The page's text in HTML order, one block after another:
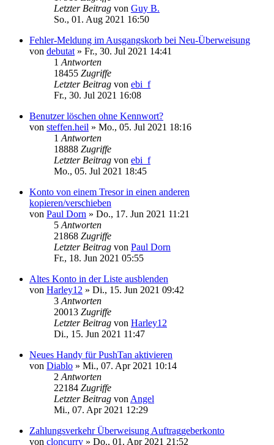
Letzter Beitrag von Guy B.
So., 01. Aug 2021 16:50
Fehler-Meldung im Ausgangskorb bei Neu-Überweisung
von debutat » Fr., 30. Jul 2021 14:41
1 Antworten
18455 Zugriffe
Letzter Beitrag von ebi_f
Fr., 30. Jul 2021 16:08
Benutzer löschen ohne Kennwort?
von steffen.heil » Mo., 05. Jul 2021 18:16
1 Antworten
18888 Zugriffe
Letzter Beitrag von ebi_f
Mo., 05. Jul 2021 18:45
Konto von einem Tresor in einen anderen
kopieren/verschieben
von Paul Dorn » Do., 17. Jun 2021 11:21
5 Antworten
21868 Zugriffe
Letzter Beitrag von Paul Dorn
Fr., 18. Jun 2021 05:55
Altes Konto in der Liste ausblenden
von Harley12 » Di., 15. Jun 2021 09:42
3 Antworten
20013 Zugriffe
Letzter Beitrag von Harley12
Di., 15. Jun 2021 11:47
Neues Handy für PushTan aktivieren
von Diablo » Mi., 07. Apr 2021 10:14
2 Antworten
22184 Zugriffe
Letzter Beitrag von Angel
Mi., 07. Apr 2021 12:29
Zahlungsverkehr Überweisung Auftraggeberkonto
von cloncurry » Do., 01. Apr 2021 21:52